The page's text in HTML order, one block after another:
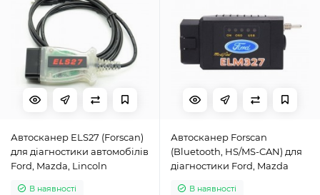
Автосканер ELS27 (Forscan)
для діагностики автомобілів
Ford, Mazda, Lincoln
В наявності
Автосканер Forscan
(Bluetooth, HS/MS-CAN) для
діагностики Ford, Mazda
В наявності